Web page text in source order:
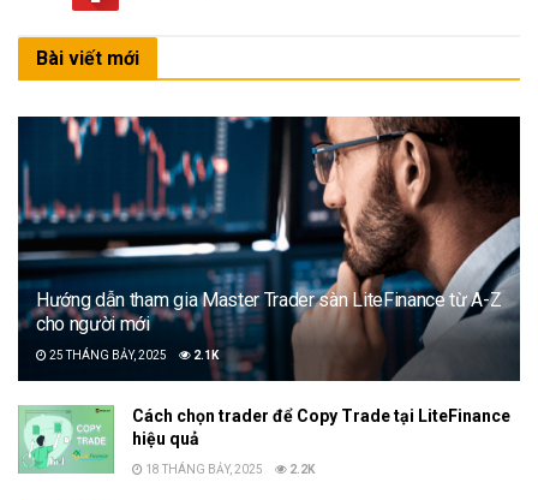
Bài viết mới
Hướng dẫn tham gia Master Trader sàn LiteFinance từ A-Z
cho người mới
25 THÁNG BẢY, 2025 2.1K
Cách chọn trader để Copy Trade tại LiteFinance
hiệu quả
18 THÁNG BẢY, 2025 2.2K